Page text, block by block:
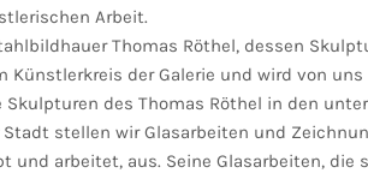
Arbeit.
Thomas Röthel, dessen
Künstlerkreis der Galerie und wird von
des Thomas Röthel in den
stellen wir Glasarbeiten und
und arbeitet, aus. Seine Glasarbeiten,